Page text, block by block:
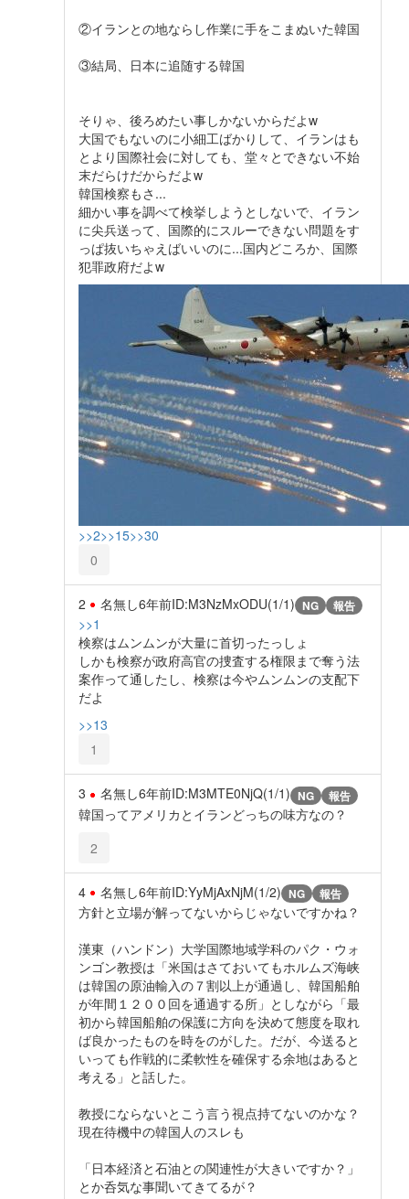
②イランとの地ならし作業に手をこまぬいた韓国
③結局、日本に追随する韓国
そりゃ、後ろめたい事しかないからだよw
大国でもないのに小細工ばかりして、イランはも
とより国際社会に対しても、堂々とできない不始
末だらけだからだよw
韓国検察もさ...
細かい事を調べて検挙しようとしないで、イラン
に尖兵送って、国際的にスルーできない問題をす
っぱ抜いちゃえばいいのに...国内どころか、国際
犯罪政府だよw
>>2>>15>>30
0
2 名無し6年前ID:M3NzMxODU(1/1) NG 報告
>>1
検察はムンムンが大量に首切ったっしょ
しかも検察が政府高官の捜査する権限まで奪う法
案作って通したし、検察は今やムンムンの支配下
だよ
>>13
1
3 名無し6年前ID:M3MTE0NjQ(1/1) NG 報告
韓国ってアメリカとイランどっちの味方なの？
2
4 名無し6年前ID:YyMjAxNjM(1/2) NG 報告
方針と立場が解ってないからじゃないですかね？
漢東（ハンドン）大学国際地域学科のパク・ウォ
ンゴン教授は「米国はさておいてもホルムズ海峡
は韓国の原油輸入の７割以上が通過し、韓国船舶
が年間１２００回を通過する所」としながら「最
初から韓国船舶の保護に方向を決めて態度を取れ
ば良かったものを時をのがした。だが、今送ると
いっても作戦的に柔軟性を確保する余地はあると
考える」と話した。
教授にならないとこう言う視点持てないのかな？
現在待機中の韓国人のスレも
「日本経済と石油との関連性が大きいですか？」
とか呑気な事聞いてきてるが？